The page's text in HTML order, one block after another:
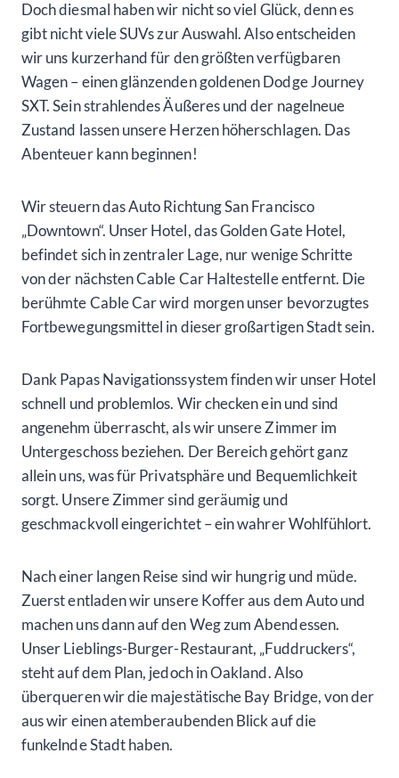
Doch diesmal haben wir nicht so viel Glück, denn es
gibt nicht viele SUVs zur Auswahl. Also entscheiden
wir uns kurzerhand für den größten verfügbaren
Wagen – einen glänzenden goldenen Dodge Journey
SXT. Sein strahlendes Äußeres und der nagelneue
Zustand lassen unsere Herzen höherschlagen. Das
Abenteuer kann beginnen!
Wir steuern das Auto Richtung San Francisco
„Downtown“. Unser Hotel, das Golden Gate Hotel,
befindet sich in zentraler Lage, nur wenige Schritte
von der nächsten Cable Car Haltestelle entfernt. Die
berühmte Cable Car wird morgen unser bevorzugtes
Fortbewegungsmittel in dieser großartigen Stadt sein.
Dank Papas Navigationssystem finden wir unser Hotel
schnell und problemlos. Wir checken ein und sind
angenehm überrascht, als wir unsere Zimmer im
Untergeschoss beziehen. Der Bereich gehört ganz
allein uns, was für Privatsphäre und Bequemlichkeit
sorgt. Unsere Zimmer sind geräumig und
geschmackvoll eingerichtet – ein wahrer Wohlfühlort.
Nach einer langen Reise sind wir hungrig und müde.
Zuerst entladen wir unsere Koffer aus dem Auto und
machen uns dann auf den Weg zum Abendessen.
Unser Lieblings-Burger-Restaurant, „Fuddruckers“,
steht auf dem Plan, jedoch in Oakland. Also
überqueren wir die majestätische Bay Bridge, von der
aus wir einen atemberaubenden Blick auf die
funkelnde Stadt haben.